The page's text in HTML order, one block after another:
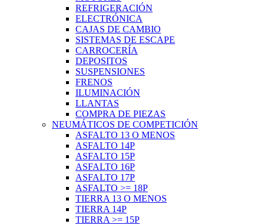
REFRIGERACIÓN
ELECTRÓNICA
CAJAS DE CAMBIO
SISTEMAS DE ESCAPE
CARROCERÍA
DEPOSITOS
SUSPENSIONES
FRENOS
ILUMINACIÓN
LLANTAS
COMPRA DE PIEZAS
NEUMÁTICOS DE COMPETICIÓN
ASFALTO 13 O MENOS
ASFALTO 14P
ASFALTO 15P
ASFALTO 16P
ASFALTO 17P
ASFALTO >= 18P
TIERRA 13 O MENOS
TIERRA 14P
TIERRA >= 15P